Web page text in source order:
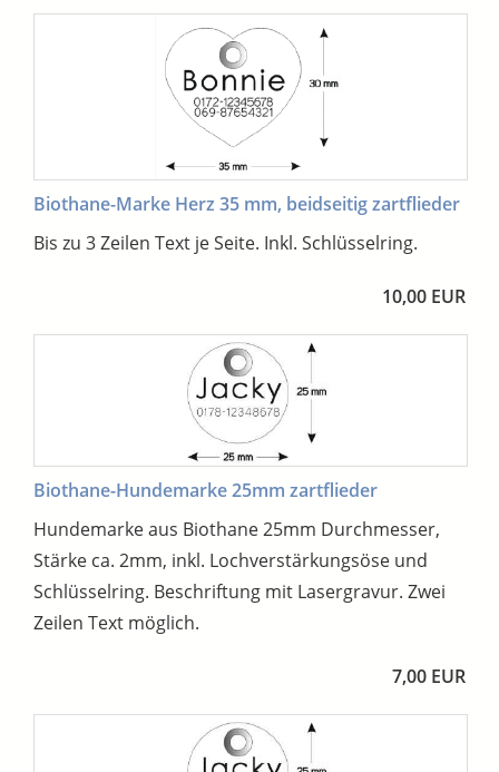
Biothane-Marke Herz 35 mm, beidseitig zartflieder
Bis zu 3 Zeilen Text je Seite. Inkl. Schlüsselring.
10,00 EUR
Biothane-Hundemarke 25mm zartflieder
Hundemarke aus Biothane 25mm Durchmesser,
Stärke ca. 2mm, inkl. Lochverstärkungsöse und
Schlüsselring. Beschriftung mit Lasergravur. Zwei
Zeilen Text möglich.
7,00 EUR